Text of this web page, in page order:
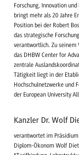
Forschung, Innovation
bringt mehr als 20 Jahre
Position bei der Robert
das strategische
verantwortlich. Zu seinem
das DHBW Center for
zentrale
Tätigkeit liegt in der
Hochschulnetzwerke und
der European University
Kanzler Dr. Wolf
verantwortet im
Diplom-Ökonom Wolf